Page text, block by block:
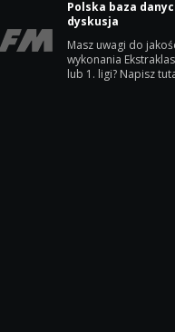
Polska baza
dyskusja
Masz uwagi do
wykonania
lub 1. ligi? Napisz